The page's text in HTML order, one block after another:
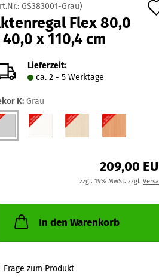
erstellen
GS383001-Grau)
Flex 80,0
x 110,4 cm
Lieferzeit:
ca. 2 - 5 Werktage
K: Grau
209,00
zzgl. 19% MwSt. zzgl.
In den Warenkorb
Frage zum Produkt